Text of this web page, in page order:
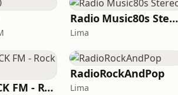
Radio Music80s Stereo
Lima
RADIO ROCK FM - Rock en Español
RadioRockAndPop
Lima